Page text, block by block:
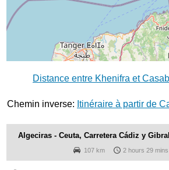
Distance entre Khenifra et
Chemin inverse: Itinéraire à partir de
Algeciras - Ceuta, Carretera Cádiz y
107 km 2 hours 29 mins